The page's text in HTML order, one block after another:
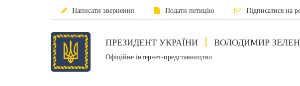
Написати звернення Подати петицію Підписатися на
ПРЕЗИДЕНТ УКРАЇНИ ВОЛОДИМИР
Офіційне інтернет-представництво